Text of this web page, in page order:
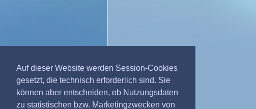
Auf dieser Website werden Session-Cookies
gesetzt, die technisch erforderlich sind. Sie
können aber entscheiden, ob Nutzungsdaten
zu statistischen bzw. Marketingzwecken von